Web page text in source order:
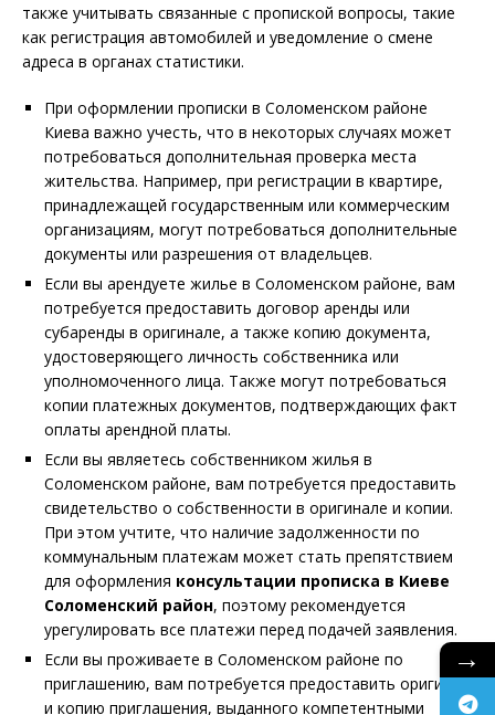
также учитывать связанные с пропиской вопросы, такие
как регистрация автомобилей и уведомление о смене
адреса в органах статистики.
При оформлении прописки в Соломенском районе
Киева важно учесть, что в некоторых случаях может
потребоваться дополнительная проверка места
жительства. Например, при регистрации в квартире,
принадлежащей государственным или коммерческим
организациям, могут потребоваться дополнительные
документы или разрешения от владельцев.
Если вы арендуете жилье в Соломенском районе, вам
потребуется предоставить договор аренды или
субаренды в оригинале, а также копию документа,
удостоверяющего личность собственника или
уполномоченного лица. Также могут потребоваться
копии платежных документов, подтверждающих факт
оплаты арендной платы.
Если вы являетесь собственником жилья в
Соломенском районе, вам потребуется предоставить
свидетельство о собственности в оригинале и копии.
При этом учтите, что наличие задолженности по
коммунальным платежам может стать препятствием
для оформления консультации прописка в Киеве
Соломенский район, поэтому рекомендуется
урегулировать все платежи перед подачей заявления.
Если вы проживаете в Соломенском районе по
приглашению, вам потребуется предоставить оригинал
и копию приглашения, выданного компетентными
→